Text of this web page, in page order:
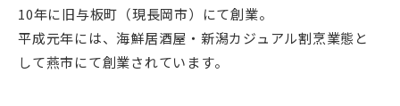
10年に旧与板町（現長岡市）にて創業。
平成元年には、海鮮居酒屋・新潟カジュアル割烹業態と
して燕市にて創業されています。